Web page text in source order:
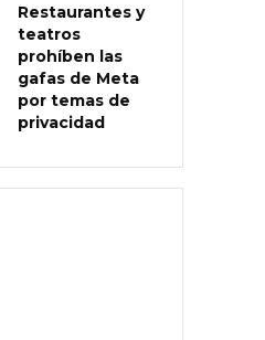
Restaurantes y
teatros
prohíben las
gafas de Meta
por temas de
privacidad